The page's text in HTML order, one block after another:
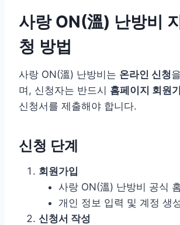
사랑 ON(溫) 난방비
청 방법
사랑 ON(溫) 난방비는 온라인 신청
며, 신청자는 반드시 홈페이지 회원
신청서를 제출해야 합니다.
신청 단계
회원가입
사랑 ON(溫) 난방비 공식
개인 정보 입력 및 계정 생
신청서 작성